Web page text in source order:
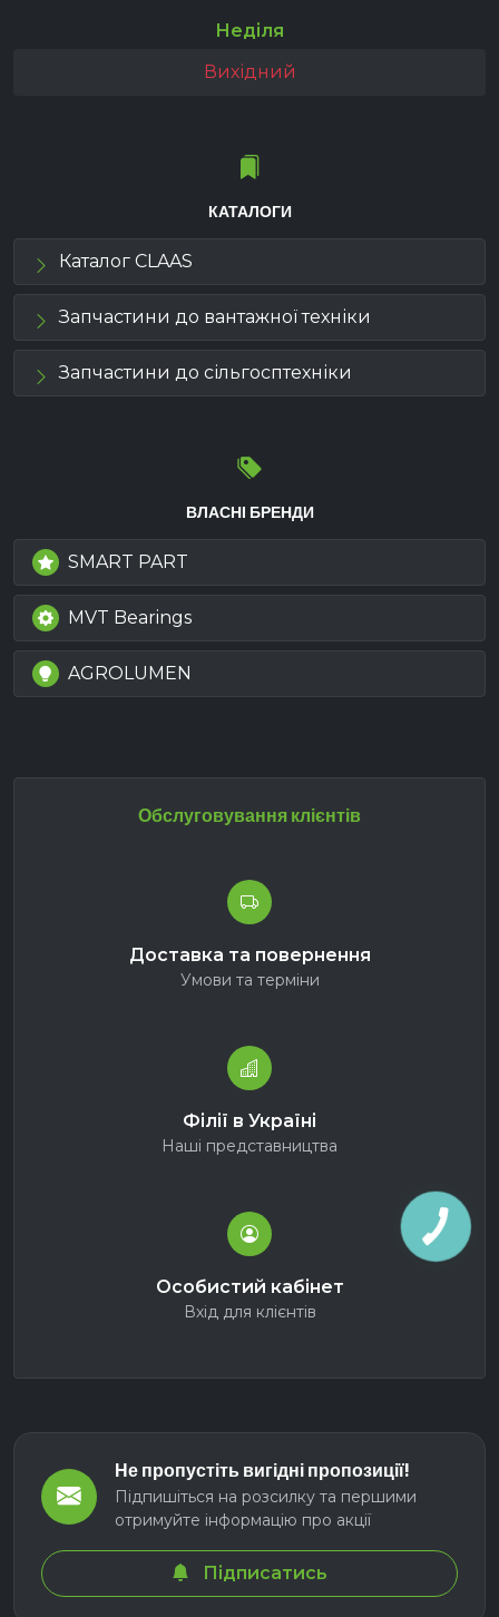
Неділя
Вихідний
КАТАЛОГИ
Каталог CLAAS
Запчастини до вантажної техніки
Запчастини до сільгосптехніки
ВЛАСНІ БРЕНДИ
SMART PART
MVT Bearings
AGROLUMEN
Обслуговування клієнтів
Доставка та повернення
Умови та терміни
Філії в Україні
Наші представництва
Особистий кабінет
Вхід для клієнтів
Не пропустіть вигідні пропозиції!
Підпишіться на розсилку та першими
отримуйте інформацію про акції
Підписатись